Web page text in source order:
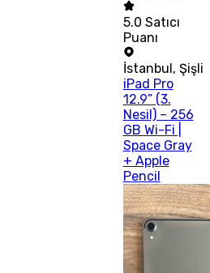
5.0 Satıcı
Puanı
İstanbul, Şişli
iPad Pro
12.9” (3.
Nesil) – 256
GB Wi-Fi |
Space Gray
+ Apple
Pencil